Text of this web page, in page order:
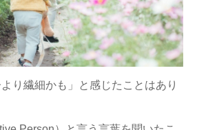
より繊細かも」と感じたことはあり